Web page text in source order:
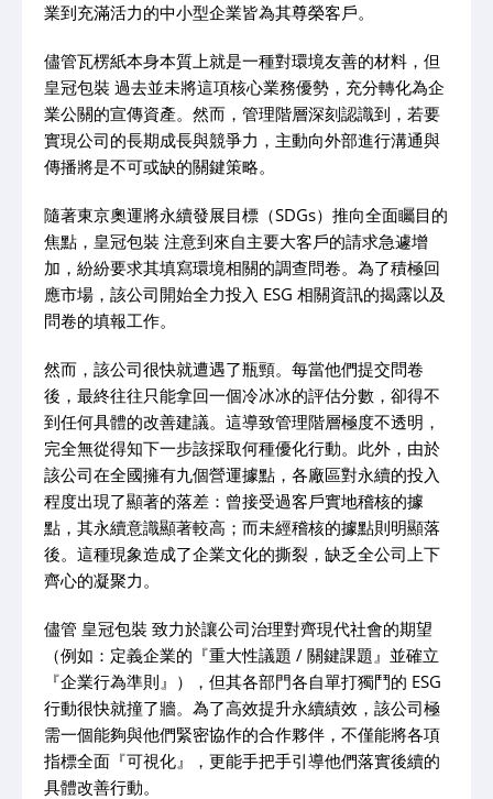
業到充滿活力的中小型企業皆為其尊榮客戶。
儘管瓦楞紙本身本質上就是一種對環境友善的材料，但
皇冠包裝 過去並未將這項核心業務優勢，充分轉化為企
業公關的宣傳資產。然而，管理階層深刻認識到，若要
實現公司的長期成長與競爭力，主動向外部進行溝通與
傳播將是不可或缺的關鍵策略。
隨著東京奧運將永續發展目標（SDGs）推向全面矚目的
焦點，皇冠包裝 注意到來自主要大客戶的請求急遽增
加，紛紛要求其填寫環境相關的調查問卷。為了積極回
應市場，該公司開始全力投入 ESG 相關資訊的揭露以及
問卷的填報工作。
然而，該公司很快就遭遇了瓶頸。每當他們提交問卷
後，最終往往只能拿回一個冷冰冰的評估分數，卻得不
到任何具體的改善建議。這導致管理階層極度不透明，
完全無從得知下一步該採取何種優化行動。此外，由於
該公司在全國擁有九個營運據點，各廠區對永續的投入
程度出現了顯著的落差：曾接受過客戶實地稽核的據
點，其永續意識顯著較高；而未經稽核的據點則明顯落
後。這種現象造成了企業文化的撕裂，缺乏全公司上下
齊心的凝聚力。
儘管 皇冠包裝 致力於讓公司治理對齊現代社會的期望
（例如：定義企業的『重大性議題 / 關鍵課題』並確立
『企業行為準則』），但其各部門各自單打獨鬥的 ESG
行動很快就撞了牆。為了高效提升永續績效，該公司極
需一個能夠與他們緊密協作的合作夥伴，不僅能將各項
指標全面『可視化』，更能手把手引導他們落實後續的
具體改善行動。